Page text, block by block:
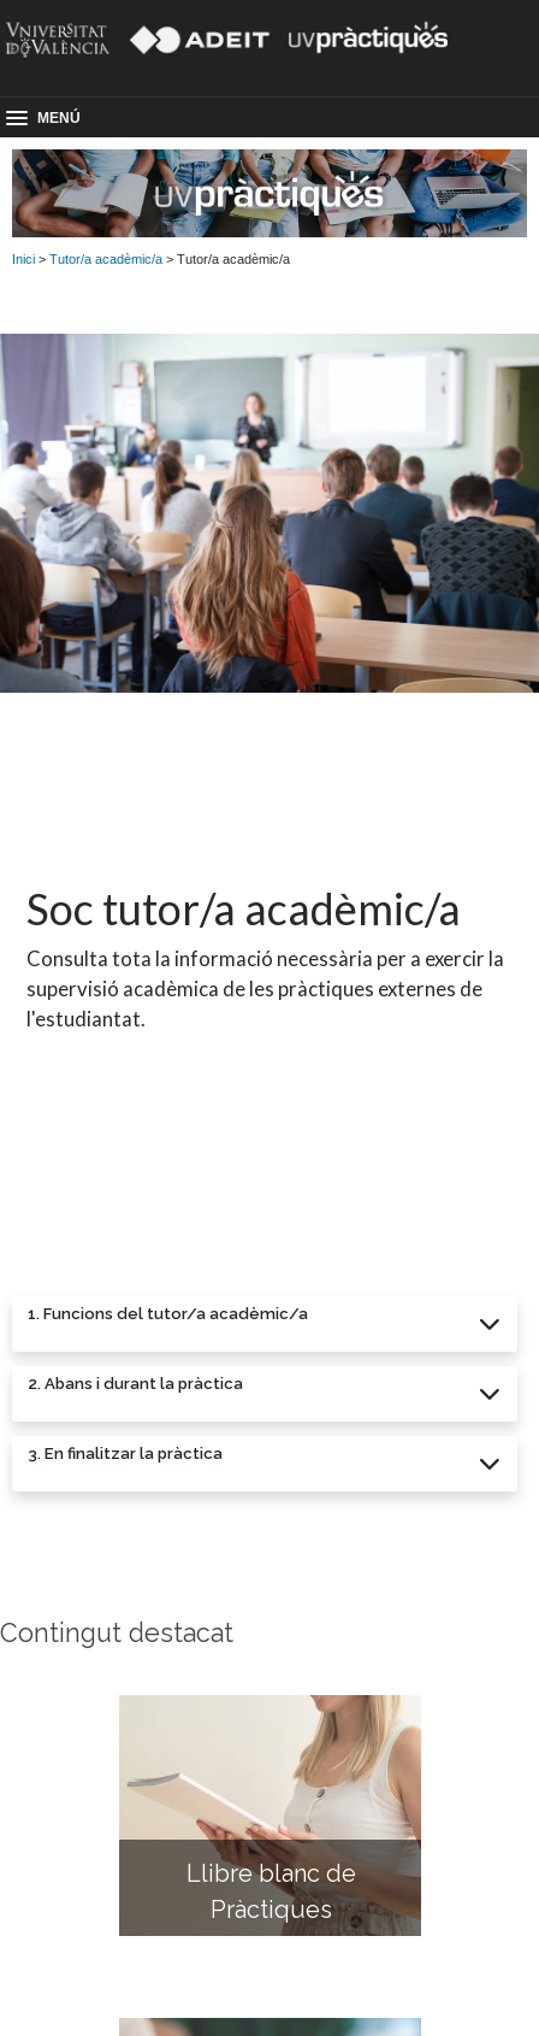
MENÚ
Inici > Tutor/a acadèmic/a > Tutor/a acadèmic/a
Soc tutor/a acadèmic/a
Consulta tota la informació necessària per a exercir la
supervisió acadèmica de les pràctiques externes de
l'estudiantat.
1. Funcions del tutor/a acadèmic/a
2. Abans i durant la pràctica
3. En finalitzar la pràctica
Contingut destacat
Llibre blanc de
Pràctiques